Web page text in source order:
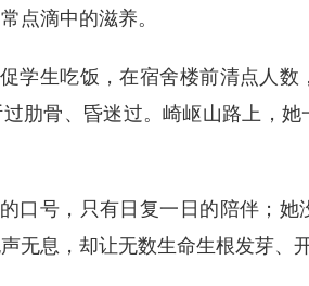
点滴中的滋养。
学生吃饭，在宿舍楼前清点人
肋骨、昏迷过。崎岖山路上，
口号，只有日复一日的陪伴；
无息，却让无数生命生根发芽、开